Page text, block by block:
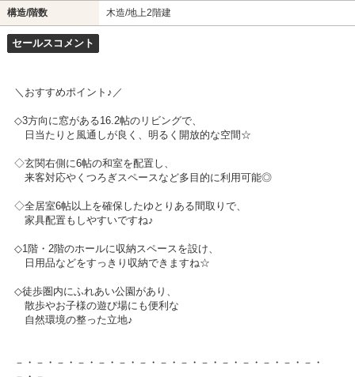
構造/階数 木造/地上2階建
セールスコメント
＼おすすめポイント♪／
◇3方向に窓がある16.2帖のリビングで、
日当たりと風通しが良く、明るく開放的な空間☆
◇玄関右側に6帖の和室を配置し、
来客対応やくつろぎスペースなど多目的に利用可能◎
◇全居室6帖以上を確保したゆとりある間取りで、
家具配置もしやすいですね♪
◇1階・2階のホールに収納スペースを設け、
日用品などをすっきり収納できますね☆
◇徒歩圏内にふれあい公園があり、
散歩やお子様の遊び場にも便利な
自然環境の整った立地♪
－・－・－・－・－・－・－・－・－・－・－・－・－・－・－・